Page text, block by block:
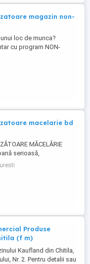
magazin non-
loc de munca?
cu program NON-
Nicolina, angajeaza
flexibil, in ture. -
- Experienta in domeniu
macelarie bd
MĂCELĂRIE
serioasă,
pentru postul de
măcelărie modernă.
în domeniul vânzărilor
Produse
(f m)
Kaufland din Chitila,
Nr. 2. Pentru detalii sau